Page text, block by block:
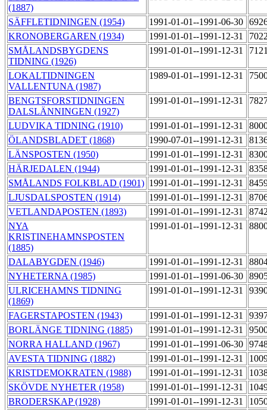
(1887)
SÄFFLETIDNINGEN (1954) 1991-01-01--1991-06-30
KRONOBERGAREN (1934)
1991-01-01--1991-12-31
SMÅLANDSBYGDENS
TIDNING (1926)
1991-01-01--1991-12-31
LOKALTIDNINGEN
VALLENTUNA (1987)
1989-01-01--1991-12-31
BENGTSFORSTIDNINGEN
DALSLÄNNINGEN (1927)
1991-01-01--1991-12-31
LUDVIKA TIDNING (1910) 1991-01-01--1991-12-31
ÖLANDSBLADET (1868)
1990-07-01--1991-12-31
LÄNSPOSTEN (1950)
1991-01-01--1991-12-31
HÄRJEDALEN (1944)
1991-01-01--1991-12-31
SMÅLANDS FOLKBLAD (1901) 1991-01-01--1991-12-31
LJUSDALSPOSTEN (1914)
1991-01-01--1991-12-31
VETLANDAPOSTEN (1893)
1991-01-01--1991-12-31
NYA
KRISTINEHAMNSPOSTEN
(1885)
1991-01-01--1991-12-31
DALABYGDEN (1946) 1991-01-01--1991-12-31
NYHETERNA (1985)
1991-01-01--1991-06-30
ULRICEHAMNS TIDNING
(1869)
1991-01-01--1991-12-31
FAGERSTAPOSTEN (1943) 1991-01-01--1991-12-31
BORLÄNGE TIDNING (1885)
1991-01-01--1991-12-31
NORRA HALLAND (1967)
1991-01-01--1991-06-30
AVESTA TIDNING (1882)
1991-01-01--1991-12-31
KRISTDEMOKRATEN (1988)
1991-01-01--1991-12-31
SKÖVDE NYHETER (1958)
1991-01-01--1991-12-31
BRODERSKAP (1928)
1991-01-01--1991-12-31